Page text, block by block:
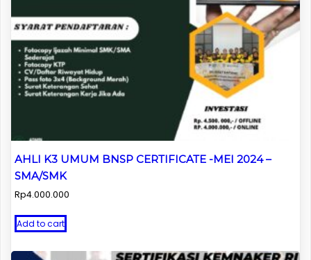
AHLI K3 UMUM BNSP CERTIFICATE -MEI 2024 –
SMA/SMK
Rp4.000.000
Add to cart